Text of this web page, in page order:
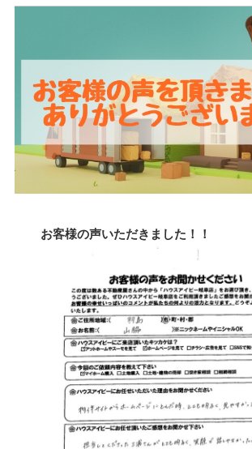
お客様の声いただきました！！